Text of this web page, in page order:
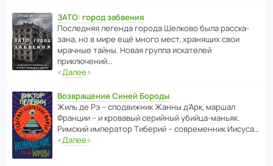
ЗАТО: город забвения
После­дняя легенда города Шелково была расска­
зана, но в мире ещё много мест, хранящих свои
мрачные тайны. Новая группа иска­телей
приключений…
‹Далее›
Возвращение Синей Бороды
Жиль де Рэ – спод­ви­жник Жанны д’Арк, маршал
Франции – и кровавый серийный убийца-маньяк.
Римский импе­ратор Тиберий – совре­менник Иисуса…
‹Далее›